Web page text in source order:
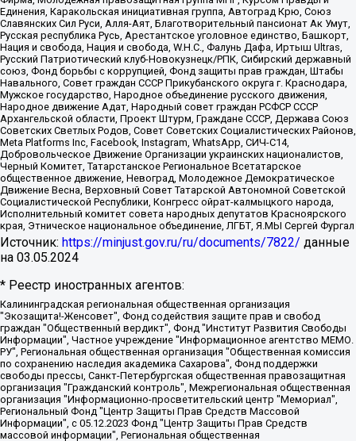
Единения, Каракольская инициативная группа, Автоград Крю, Союз
Славянских Сил Руси, Алля-Аят, Благотворительный пансионат Ак Умут,
Русская республика Русь, Арестантское уголовное единство, Башкорт,
Нация и свобода, Нация и свобода, W.H.С., Фалунь Дафа, Иртыш Ultras,
Русский Патриотический клуб-Новокузнецк/РПК, Сибирский державный
союз, Фонд борьбы с коррупцией, Фонд защиты прав граждан, Штабы
Навального, Совет граждан СССР Прикубанского округа г. Краснодара,
Мужское государство, Народное объединение русского движения,
Народное движение Адат, Народный совет граждан РСФСР СССР
Архангельской области, Проект Штурм, Граждане СССР, Держава Союз
Советских Светлых Родов, Совет Советских Социалистических Районов,
Meta Platforms Inc, Facebook, Instagram, WhatsApp, СИЧ-С14,
Добровольческое Движение Организации украинских националистов,
Черный Комитет, Татарстанское Региональное Всетатарское
общественное движение, Невоград, Молодежное Демократическое
Движение Весна, Верховный Совет Татарской Автономной Советской
Социалистической Республики, Конгресс ойрат-калмыцкого народа,
Исполнительный комитет совета народных депутатов Красноярского
края, Этническое национальное объединение, ЛГБТ, Я.МЫ Сергей Фургал
Источник: https://minjust.gov.ru/ru/documents/7822/ данные
на 03.05.2024
* Реестр иностранных агентов:
Калининградская региональная общественная организация "Экозащита!-Женсовет", Фонд содействия защите прав и свобод граждан "Общественный вердикт", Фонд "Институт Развития Свободы Информации", Частное учреждение "Информационное агентство МЕМО. РУ", Региональная общественная организация "Общественная комиссия по сохранению наследия академика Сахарова", Фонд поддержки свободы прессы, Санкт-Петербургская общественная правозащитная организация "Гражданский контроль", Межрегиональная общественная организация "Информационно-просветительский центр "Мемориал", Региональный Фонд "Центр Защиты Прав Средств Массовой Информации", с 05.12.2023 Фонд "Центр Защиты Прав Средств массовой информации", Региональная общественная благотворительная организация помощи беженцам и мигрантам "Гражданское содействие", Негосударственное образовательное учреждение дополнительного профессионального образования (повышение квалификации) специалистов "АКАДЕМИЯ ПО ПРАВАМ ЧЕЛОВЕКА", Свердловская региональная общественная организация "Сутяжник", Автономная некоммерческая организация "Центр независимых социологических исследований", Союз общественных объединений "Российский исследовательский центр по правам человека", Региональное общественное учреждение научно-информационный центр "МЕМОРИАЛ", Некоммерческая организация "Фонд защиты гласности", Автономная некоммерческая организация "Институт прав человека", Городская общественная организация "Екатеринбургское общество "МЕМОРИАЛ", Городская общественная организация "Рязанское историко-просветительское и правозащитное общество "Мемориал" (Рязанский Мемориал), Челябинский региональный орган общественной самодеятельности – женское общественное объединение "Женщины Евразии", Челябинский региональный орган общественной самодеятельности "Уральская правозащитная группа", Фонд содействия защите здоровья и социальной справедливости имени Андрея Рылькова, Автономная Некоммерческая Организация "Аналитический Центр Юрия Левады", Автономная некоммерческая организация социальной поддержки населения "Проект Апрель", Региональная общественная организация помощи женщинам и детям, находящимся в кризисной ситуации "Информационно-методический центр "Анна", Фонд содействия развитию массовых коммуникаций и правовому просвещению "Так-так-Так", Фонд содействия устойчивому развитию "Серебряная тайга", Свердловский региональный общественный фонд социальных проектов "Новое время", "Idel.Реалии", Кавказ.Реалии, Крым.Реалии, Телеканал Настоящее Время, Татаро-башкирская служба Радио Свобода (Azatliq Radiosi), Радио Свободная Европа/Радио Свобода (PCE/PC), "Сибирь.Реалии", "Фактограф", Благотворительный фонд помощи осужденным и их семьям, Автономная некоммерческая организация "Институт глобализации и социальных движений", Фонд "В защиту прав заключенных", Частное учреждение "Центр поддержки и содействия развитию средств массовой информации", Пензенский региональный общественный благотворительный фонд "Гражданский союз", "Север.Реалии", Некоммерческая организация Фонд "Правовая инициатива", Общество с ограниченной ответственностью "Радио Свободная Европа/Радио Свобода", Чешское информационное агентство "MEDIUM-ORIENT", Красноярская региональная общественная организация "Мы против СПИДа", Камалягин Денис Николаевич, Маркелов Сергей Евгеньевич, Пономарев Лев Александрович, Савицкая Людмила Алексеевна, Автономная некоммерческая организация "Центр по работе с проблемой насилия "НАСИЛИЮ.НЕТ", Межрегиональный профессиональный союз работников здравоохранения "Альянс врачей", Юридическое лицо, зарегистрированное в Латвийской Республике, SIA "Medusa Project" (регистрационный номер 40103797863, дата регистрации 10.06.2014), Некоммерческая организация "Фонд по борьбе с коррупцией", Автономная некоммерческая организация "Институт права и публичной политики", Баданин Роман Сергеевич, Гликин Максим Александрович, Железнова Мария Михайловна, Лукьянова Юлия Сергеевна, Маетная Елизавета Витальевна, Маняхин Петр Борисович, Чуракова Ольга Владимировна, Ярош Юлия Петровна, Юридическое лицо "The Insider SIA", зарегистрированное в Риге, Латвийская Республика (дата регистрации 26.06.2015), являющееся администратором доменного имени интернет-издания "The Insider SIA", https://theins.ru, Постернак Алексей Евгеньевич, Рубин Михаил Аркадьевич, Анин Роман Александрович, Юридическое лицо Istories fonds, зарегистрированное в Латвийской Республике (регистрационный номер 50008295751, дата регистрации 24.02.2020), Великовский Дмитрий Александрович, Долинина Ирина Николаевна, Мароховская Алеся Алексеевна, Шлейнов Роман Юрьевич, Шмагун Олеся Валентиновна, Общество с ограниченной ответственностью "Альтаир 2021", Общество с ограниченной ответственностью "Вега 2021", Общество с ограниченной ответственностью "Главный редактор 2021", Общество с ограниченной ответственностью "Ромашки монолит", Важенков Артем Валерьевич, Ивановская областная общественная организация "Центр гендерных исследований", Гурман Юрий Альбертович, Медиапроект "ОВД-Инфо", Егоров Владимир Владимирович, Жилинский Владимир Александрович, Общество с ограниченной ответственностью "ЗП", Иванова София Юрьевна, Карезина Инна Павловна, Кильтау Екатерина Викторовна, Петров Алексей Викторович, Пискунов Сергей Евгеньевич, Смирнов Сергей Сергеевич, Тихонов Михаил Сергеевич, Общество с ограниченной ответственностью "ЖУРНАЛИСТ-ИНОСТРАННЫЙ АГЕНТ", Арапова Галина Юрьевна, Вольтская Татьяна Анатольевна, Американская компания "Mason G.E.S. Anonymous Foundation" (США), являющаяся владельцем интернет-издания https://mnews.world/, Компания "Stichting Bellingcat", зарегистрированная в Нидерландах (дата регистрации 11.07.2018), Захаров Андрей Вячеславович, Клепиковская Екатерина Дмитриевна, Общество с ограниченной ответственностью "МЕМО", Перл Роман Александрович, Симонов Евгений Алексеевич, Соловьева Елена Анатольевна, Сотников Даниил Владимирович, Сурначева Елизавета Дмитриевна, Автономная некоммерческая организация по защите прав человека и информированию населения "Якутия – Наше Мнение", Общество с ограниченной ответственностью "Москоу диджитал медиа", с 26.01.2023 Общество с ограниченной ответственностью "Чайка Белые сады", Ветошкина Валерия Валерьевна, Заговора Максим Александрович, Межрегиональное общественное движение "Российская ЛГБТ - сеть", Оленичев Максим Владимирович, Павлов Иван Юрьевич, Скворцова Елена Сергеевна, Общество с ограниченной ответственностью "Как бы инагент", Кочетков Игорь Викторович, Общество с ограниченной ответственностью "Честные выборы", Еланчик Олег Александрович, Общество с ограниченной ответственностью "Нобелевский призыв", Гималова Регина Эмилевна, Григорьев Андрей Валерьевич, Григорьева Алина Александровна, Ассоциация по содействию защите прав призывников, альтернативнослужащих и военнослужащих "Правозащитная группа "Гражданин.Армия.Право", Хисамова Регина Фаритовна, Автономная некоммерческая организация по реализации социально-правовых программ "Лилит", Дальневосточное общественное движение "Маяк", Санкт-Петербургская ЛГБТ-инициативная группа "Выход", Инициативная группа ЛГБТ+ "Реверс", Алексеев Андрей Викторович, Бекбулатова Таисия Львовна, Беляев Иван Михайлович, Владыкина Елена Сергеевна, Гельман Марат Александрович, Никульшина Вероника Юрьевна, Толоконникова Надежда Андреевна, Шендерович Виктор Анатольевич, Общество с ограниченной ответственностью "Данное сообщение", Общество с ограниченной ответственностью Издательский дом "Новая глава", Айнбиндер Александра Александровна, Московский комьюнити-центр для ЛГБТ+инициатив, Благотворительный фонд развития филантропии, Deutsche Welle (Германия, Kurt-Schumacher-Strasse 3, 53113 Bonn), Борзунова Мария Михайловна, Воробьев Виктор Викторович, Голубева Анна Львовна, Константинова Алла Михайловна, Малкова Ирина Владимировна, Мурадов Мурад Абдулгалимович, Осетинская Елизавета Николаевна, Понасенков Евгений Николаевич, Ганапольский Матвей Юрьевич, Киселев Евгений Алексеевич, Борухович Ирина Григорьевна, Дремин Иван Тимофеевич, Дубровский Дмитрий Викторович, Красноярская региональная общественная организация поддержки и развития альтернативных образовательных технологий и межкультурных коммуникаций "ИНТЕРРА", Маяковская Екатерина Алексеевна, Фейгин Марк Захарович, Филимонов Андрей Викторович, Дзугкоева Регина Николаевна, Доброхотов Роман Александрович, Дудь Юрий Александрович, Елкин Сергей Владимирович, Кругликов Кирилл Игоревич, Сабунаева Мария Леонидовна, Семенов Алексей Владимирович, Шаинян Карен Багратович, Шульман Екатерина Михайловна, Асафьев Артур Валерьевич, Вахштайн Виктор Семенович, Венедиктов Алексей Алексеевич, Лушникова Екатерина Евгеньевна, Волков Леонид Михайлович, Невзоров Александр Глебович, Пархоменко Сергей Борисович, Сироткин Ярослав Николаевич, Кара-Мурза Владимир Владимирович, Баранова Наталья Владимировна, Гозман Леонид Яковлевич, Кагарлицкий Борис Юльевич, Климарев Михаил Валерьевич, Милов Владимир Станиславович, Автономная некоммерческая организация Краснодарский центр современного искусства "Типография", Моргенштерн Алишер Тагирович, Соболь Любовь Эдуардовна, Общество с ограниченной ответственностью "ЛИЗА НОРМ", Каспаров Гарри Кимович, Ходорковский Михаил Борисович, Общество с ограниченной ответственностью "Апрельские тезисы", Данилович Ирина Брониславовна, Кашин Олег Владимирович, Петров Николай Владимирович, Пивоваров Алексей Владимирович, Соколов Михаил Владимирович, Цветкова Юлия Владимировна, Чичваркин Евгений Александрович, Комитет против пыток/Команда против пыток, Общество с ограниченной ответственностью "Первый научный", Общество с ограниченной ответственностью "Вертолет и ко", Белоцерковская Вероника Борисовна, Кац Максим Евгеньевич, Лазарева Татьяна Юрьевна, Шаведдинов Руслан Табризович, Яшин Илья Валерьевич, Общество с ограниченной ответственностью "Иноагент ААВ", Алешковский Дмитрий Петрович, Альбац Евгения Марковна, Быков Дмитрий Львович, Галямина Юлия Евгеньевна, Лойко Сергей Леонидович, Мартынов Кирилл Константинович, Медведев Сергей Александрович, Крашенинников Федор Геннадиевич, Гордеева Катерина Вл